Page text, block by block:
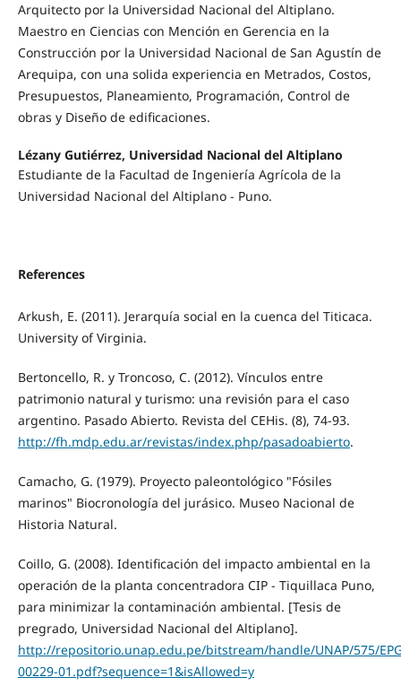
Arquitecto por la Universidad Nacional del Altiplano.
Maestro en Ciencias con Mención en Gerencia en la
Construcción por la Universidad Nacional de San Agustín de
Arequipa, con una solida experiencia en Metrados, Costos,
Presupuestos, Planeamiento, Programación, Control de
obras y Diseño de edificaciones.
Lézany Gutiérrez, Universidad Nacional del Altiplano
Estudiante de la Facultad de Ingeniería Agrícola de la
Universidad Nacional del Altiplano - Puno.
References
Arkush, E. (2011). Jerarquía social en la cuenca del Titicaca.
University of Virginia.
Bertoncello, R. y Troncoso, C. (2012). Vínculos entre
patrimonio natural y turismo: una revisión para el caso
argentino. Pasado Abierto. Revista del CEHis. (8), 74-93.
http://fh.mdp.edu.ar/revistas/index.php/pasadoabierto.
Camacho, G. (1979). Proyecto paleontológico "Fósiles
marinos" Biocronología del jurásico. Museo Nacional de
Historia Natural.
Coillo, G. (2008). Identificación del impacto ambiental en la
operación de la planta concentradora CIP - Tiquillaca Puno,
para minimizar la contaminación ambiental. [Tesis de
pregrado, Universidad Nacional del Altiplano].
http://repositorio.unap.edu.pe/bitstream/handle/UNAP/575/
00229-01.pdf?sequence=1&isAllowed=y